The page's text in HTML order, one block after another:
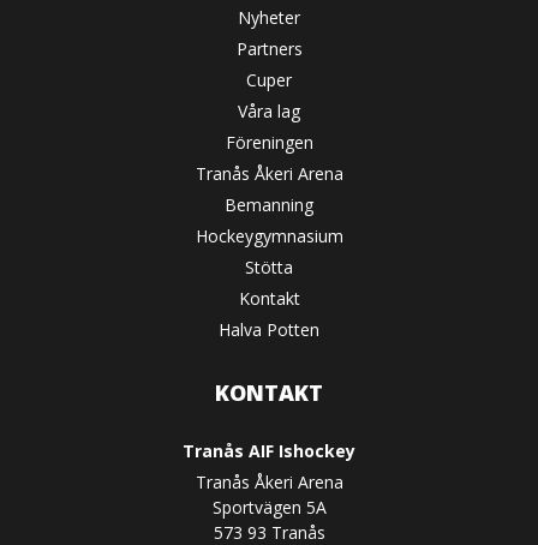
Nyheter
Partners
Cuper
Våra lag
Föreningen
Tranås Åkeri Arena
Bemanning
Hockeygymnasium
Stötta
Kontakt
Halva Potten
KONTAKT
Tranås AIF Ishockey
Tranås Åkeri Arena
Sportvägen 5A
573 93 Tranås